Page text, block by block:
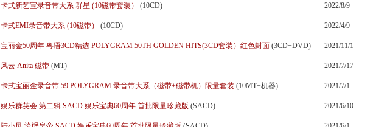
卡式新艺宝录音带大系 群星 (10磁带套装） (10CD) 2022/8/9
卡式EMI录音带大系 (10磁带） (10CD) 2022/4/9
宝丽金50周年 粤语3CD精选 POLYGRAM 50TH GOLDEN HITS(3CD套装）红色封面 (3CD+DVD) 2021/11/1
风云 Anita 磁带 (MT) 2021/7/17
卡式宝丽金录音带 59 POLYGRAM 录音带大系（磁带+磁带机）限量套装 (10MT+机器) 2021/7/1
娱乐群英会 第二辑 SACD 娱乐宝典60周年 首批限量珍藏版 (SACD) 2021/6/10